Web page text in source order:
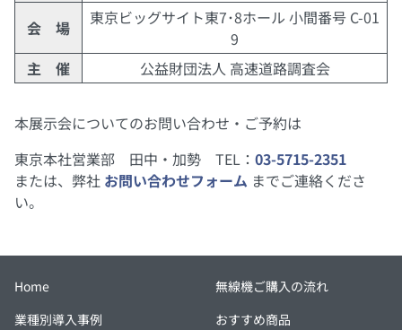
会 場
東京ビッグサイト東7･8ホール 小間番号 C-01
9
主 催
公益財団法人 高速道路調査会
本展示会についてのお問い合わせ・ご予約は
東京本社営業部 田中・加勢 TEL： 03-5715-2351
または、弊社 お問い合わせフォーム までご連絡くださ
い。
Home
無線機ご購入の流れ
業種別導入事例
おすすめ商品